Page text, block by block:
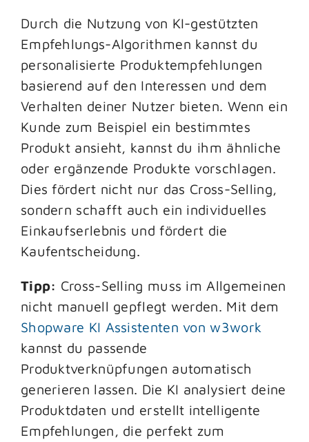
Durch die Nutzung von KI-gestützten
Empfehlungs-Algorithmen kannst du
personalisierte Produktempfehlungen
basierend auf den Interessen und dem
Verhalten deiner Nutzer bieten. Wenn ein
Kunde zum Beispiel ein bestimmtes
Produkt ansieht, kannst du ihm ähnliche
oder ergänzende Produkte vorschlagen.
Dies fördert nicht nur das Cross-Selling,
sondern schafft auch ein individuelles
Einkaufserlebnis und fördert die
Kaufentscheidung.
Tipp: Cross-Selling muss im Allgemeinen
nicht manuell gepflegt werden. Mit dem
Shopware KI Assistenten von w3work
kannst du passende
Produktverknüpfungen automatisch
generieren lassen. Die KI analysiert deine
Produktdaten und erstellt intelligente
Empfehlungen, die perfekt zum